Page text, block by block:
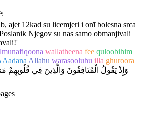
ajet 12kad su licemjeri i onī bolesna srca
Njegov su nas samo obmanjivali
wallatheena fee quloobihim
Allahu warasooluhu illa ghuroora
وَإِذْ يَقُولُ الْمُنَافِقُونَ وَالَّذِينَ فِي قُلُوبِهِمْ